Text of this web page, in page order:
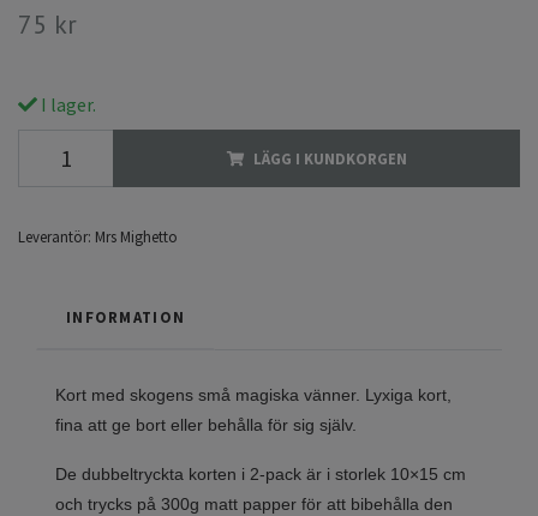
75 kr
I lager.
LÄGG I KUNDKORGEN
Leverantör: Mrs Mighetto
INFORMATION
Kort med skogens små magiska vänner. Lyxiga kort,
fina att ge bort eller behålla för sig själv.
De dubbeltryckta korten i 2-pack är i storlek 10×15 cm
och trycks på 300g matt papper för att bibehålla den